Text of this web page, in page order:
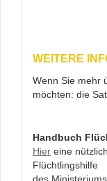
WEITERE
Wenn Sie mehr
möchten: die
Handbuch
Hier eine
Flüchtlingshilfe